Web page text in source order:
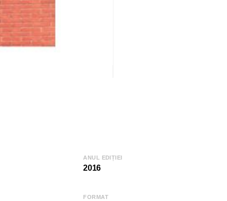
ANUL EDIȚIEI
2016
FORMAT